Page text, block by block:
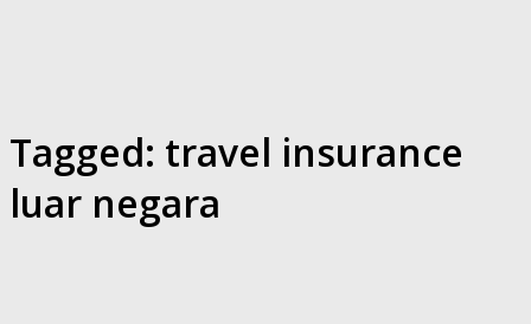
Tagged: travel insurance
luar negara